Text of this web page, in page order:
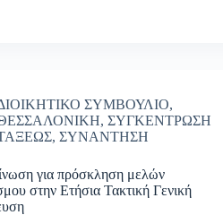
ΣΥΜΒΟΥΛΙΟ,
, ΣΥΓΚΕΝΤΡΩΣΗ
, ΣΥΝΑΝΤΗΣΗ
για πρόσκληση μελών
στην Ετήσια Τακτική Γενική